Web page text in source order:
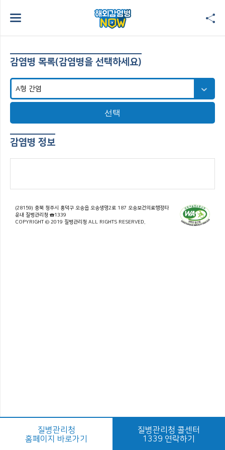
감염병 목록(감염병을 선택하세요)
선택
감염병 정보
(28159) 충북 청주시 흥덕구 오송읍 오송생명2로 187 오송보건의료행정타
운내 질병관리청 ☎1339
COPYRIGHT © 2019 질병관리청 ALL RIGHTS RESERVED.
질병관리청
홈페이지 바로가기
질병관리청 콜센터
1339 연락하기